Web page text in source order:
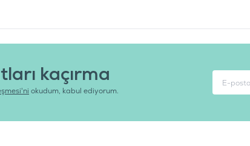
kaçırma
okudum, kabul ediyorum.